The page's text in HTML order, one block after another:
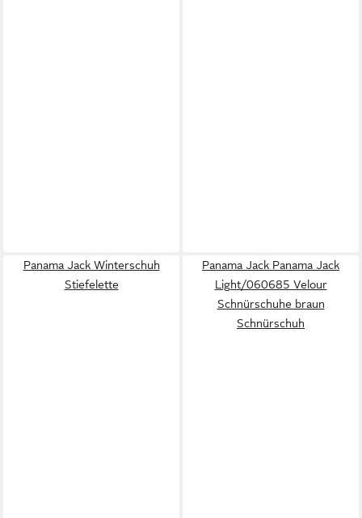
Panama Jack Winterschuh
Stiefelette
Panama Jack Panama Jack
Light/060685 Velour
Schnürschuhe braun
Schnürschuh